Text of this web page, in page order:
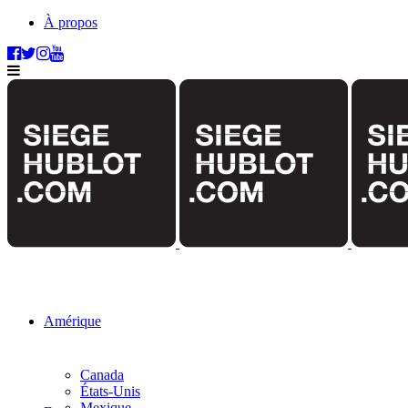
À propos
Amérique
Canada
États-Unis